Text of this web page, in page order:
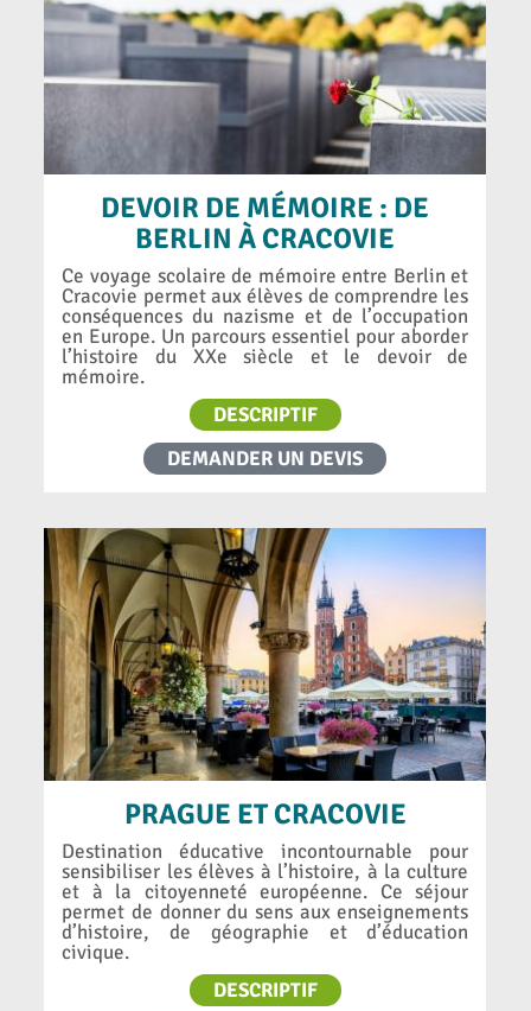
DEVOIR DE MÉMOIRE : DE
BERLIN À CRACOVIE
Ce voyage scolaire de mémoire entre Berlin et
Cracovie permet aux élèves de comprendre les
conséquences du nazisme et de l’occupation
en Europe. Un parcours essentiel pour aborder
l’histoire du XXe siècle et le devoir de
mémoire.
DESCRIPTIF
DEMANDER UN DEVIS
PRAGUE ET CRACOVIE
Destination éducative incontournable pour
sensibiliser les élèves à l’histoire, à la culture
et à la citoyenneté européenne. Ce séjour
permet de donner du sens aux enseignements
d’histoire, de géographie et d’éducation
civique.
DESCRIPTIF